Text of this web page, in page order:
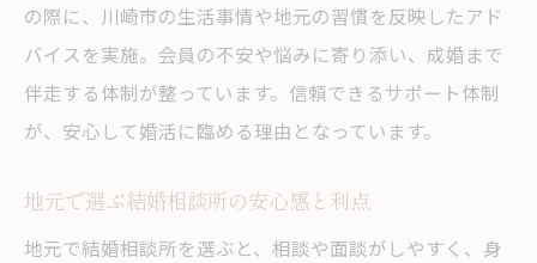
の際に、川崎市の生活事情や地元の習慣を反映したアド
バイスを実施。会員の不安や悩みに寄り添い、成婚まで
伴走する体制が整っています。信頼できるサポート体制
が、安心して婚活に臨める理由となっています。
地元で選ぶ結婚相談所の安心感と利点
地元で結婚相談所を選ぶと、相談や面談がしやすく、身